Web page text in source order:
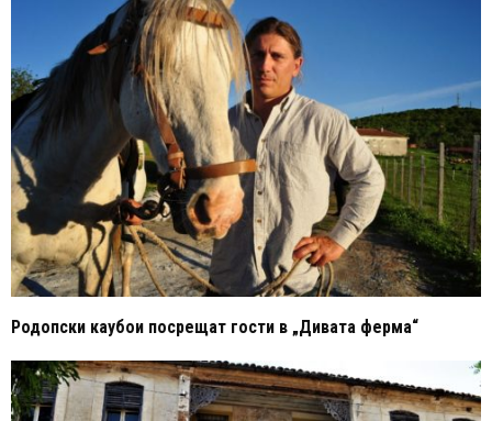
Родопски каубои посрещат гости в „Дивата ферма“